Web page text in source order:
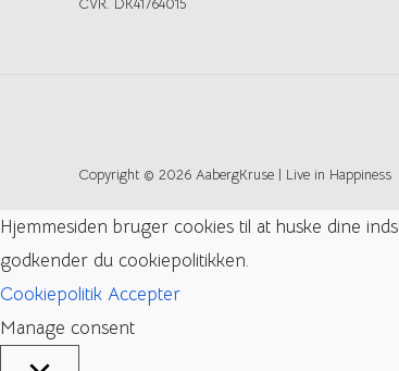
CVR. DK41764015
Copyright © 2026 AabergKruse | Live in Happiness
Hjemmesiden bruger cookies til at huske dine
godkender du cookiepolitikken.
Cookiepolitik Accepter
Manage consent